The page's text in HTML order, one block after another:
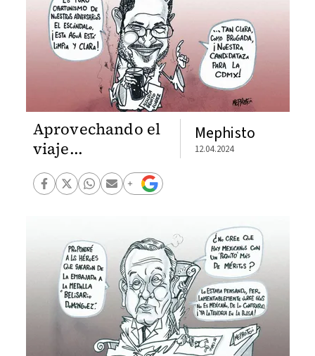
Aprovechando el
viaje...
Mephisto
12.04.2024